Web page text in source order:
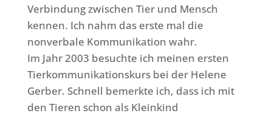
Verbindung zwischen Tier und Mensch
kennen. Ich nahm das erste mal die
nonverbale Kommunikation wahr.
Im Jahr 2003 besuchte ich meinen ersten
Tierkommunikationskurs bei der Helene
Gerber. Schnell bemerkte ich, dass ich mit
den Tieren schon als Kleinkind